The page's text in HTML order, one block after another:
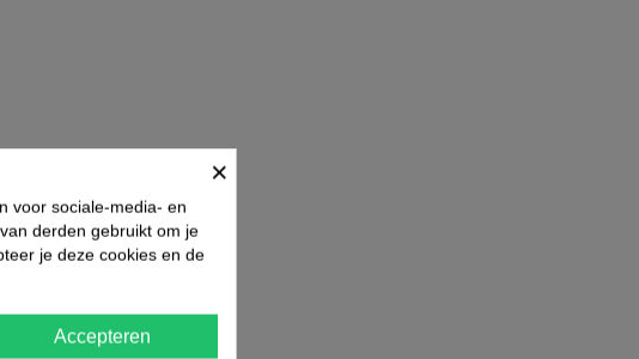
×
voor sociale-media- en
derden gebruikt om je
je deze cookies en de
Accepteren